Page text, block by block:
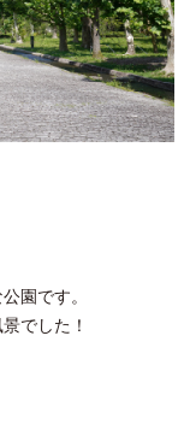
園です。
でした！